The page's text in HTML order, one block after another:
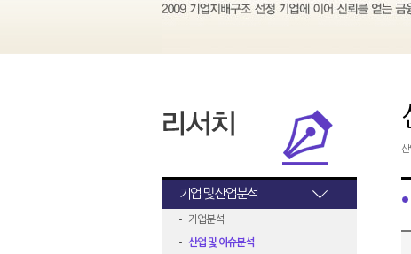
기업 및 산업분석
기업분석
산업 및 이슈분석